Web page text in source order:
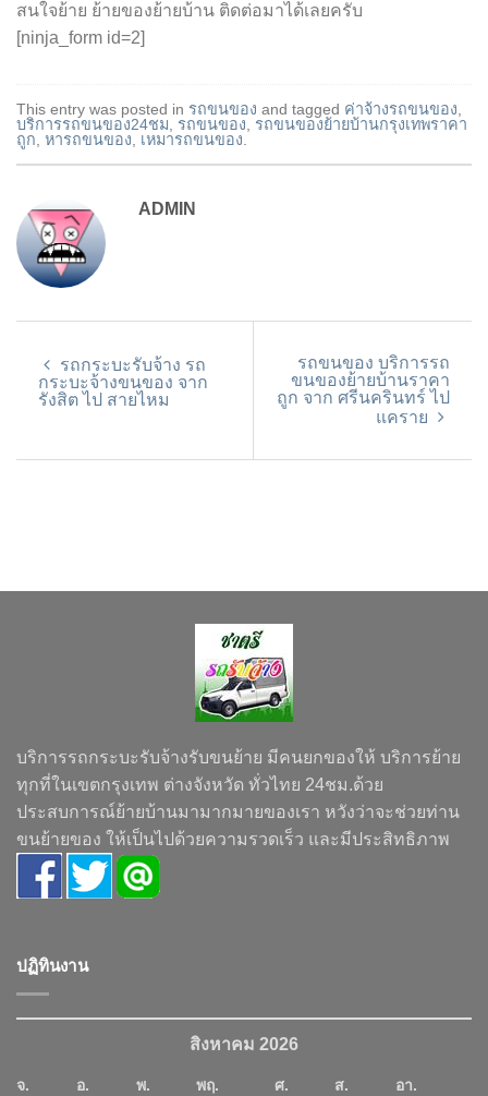
สนใจย้าย ย้ายของย้ายบ้าน ติดต่อมาได้เลยครับ
[ninja_form id=2]
This entry was posted in รถขนของ and tagged ค่าจ้างรถขนของ
บริการรถขนของ24ชม
รถขนของ
รถขนของย้ายบ้านกรุงเทพราคา
ถูก หารถขนของ เหมารถขนของ
ADMIN
รถกระบะรับจ้าง รถ
กระบะจ้างขนของ จาก
รังสิต ไป สายไหม
รถขนของ บริการรถ
ขนของย้ายบ้านราคา
ถูก จาก ศรีนครินทร์ ไป
แคราย
บริการรถกระบะรับจ้างรับขนย้าย มีคนยกของให้ บริการย้าย
ทุกที่ในเขตกรุงเทพ ต่างจังหวัด ทั่วไทย 24ชม.ด้วย
ประสบการณ์ย้ายบ้านมามากมายของเรา หวังว่าจะช่วยท่าน
ขนย้ายของ ให้เป็นไปด้วยความรวดเร็ว และมีประสิทธิภาพ
ปฏิทินงาน
สิงหาคม 2026
จ. อ. พ. พฤ. ศ. ส.
อา.